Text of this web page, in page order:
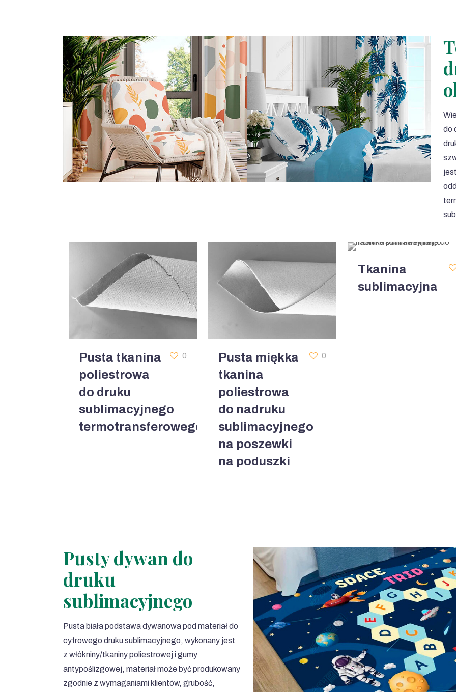
do
Pusta tkanina
poliestrowa
do druku
sublimacyjnego
termotransferowego
0
Pusta miękka
tkanina
poliestrowa
do nadruku
sublimacyjnego
na poszewki
na poduszki
0
Tkanina
sublimacyjna
Pusty dywan do
druku
sublimacyjnego
Pusta biała podstawa dywanowa pod materiał do
cyfrowego druku sublimacyjnego, wykonany jest
z włókniny/tkaniny poliestrowej i gumy
antypoślizgowej, materiał może być produkowany
zgodnie z wymaganiami klientów, grubość,